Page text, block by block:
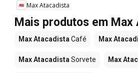
Max Atacadista
Mais produtos em Max
Max AtacadistaCafé Max
Max AtacadistaSorvete Max